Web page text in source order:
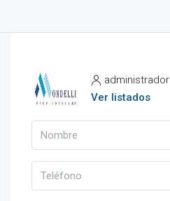
administrador
Ver listados